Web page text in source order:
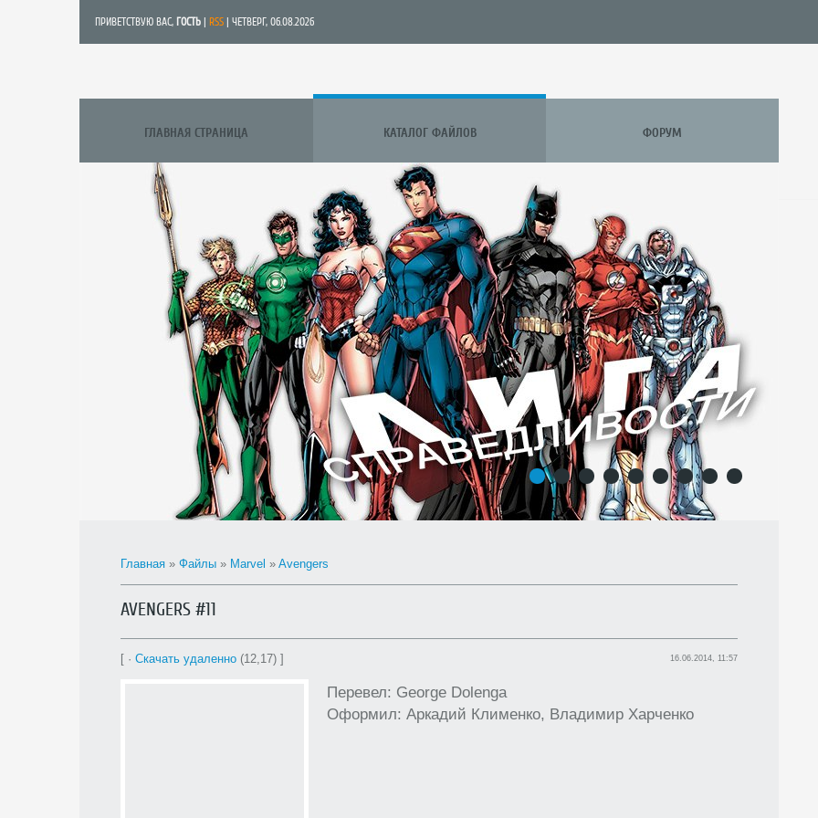
ПРИВЕТСТВУЮ ВАС, ГОСТЬ RSS | ЧЕТВЕРГ, 06.08.2026
ГЛАВНАЯ СТРАНИЦА КАТАЛОГ ФАЙЛОВ ФОРУМ
1
2 4 6 7
Главная » Файлы » Marvel » Avengers
AVENGERS #11
[ · Скачать удаленно (12,17) ] 16.06.2014, 11:57
Перевел: George Dolenga
Оформил: Аркадий Клименко, Владимир Харченко